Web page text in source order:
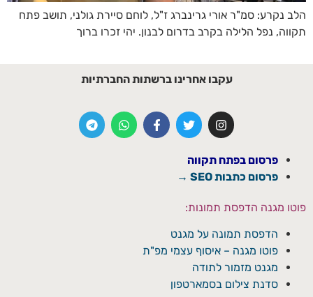
הלב נקרע: סמ"ר אורי גרינברג ז"ל, לוחם סיירת גולני, תושב פתח
תקווה, נפל הלילה בקרב בדרום לבנון. יהי זכרו ברוך
עקבו אחרינו ברשתות החברתיות
פרסום בפתח תקווה
פרסום כתבות SEO →
פוטו מגנה הדפסת תמונות:
הדפסת תמונה על מגנט
פוטו מגנה – איסוף עצמי מפ"ת
מגנט מזמור לתודה
סדנת צילום בסמארטפון